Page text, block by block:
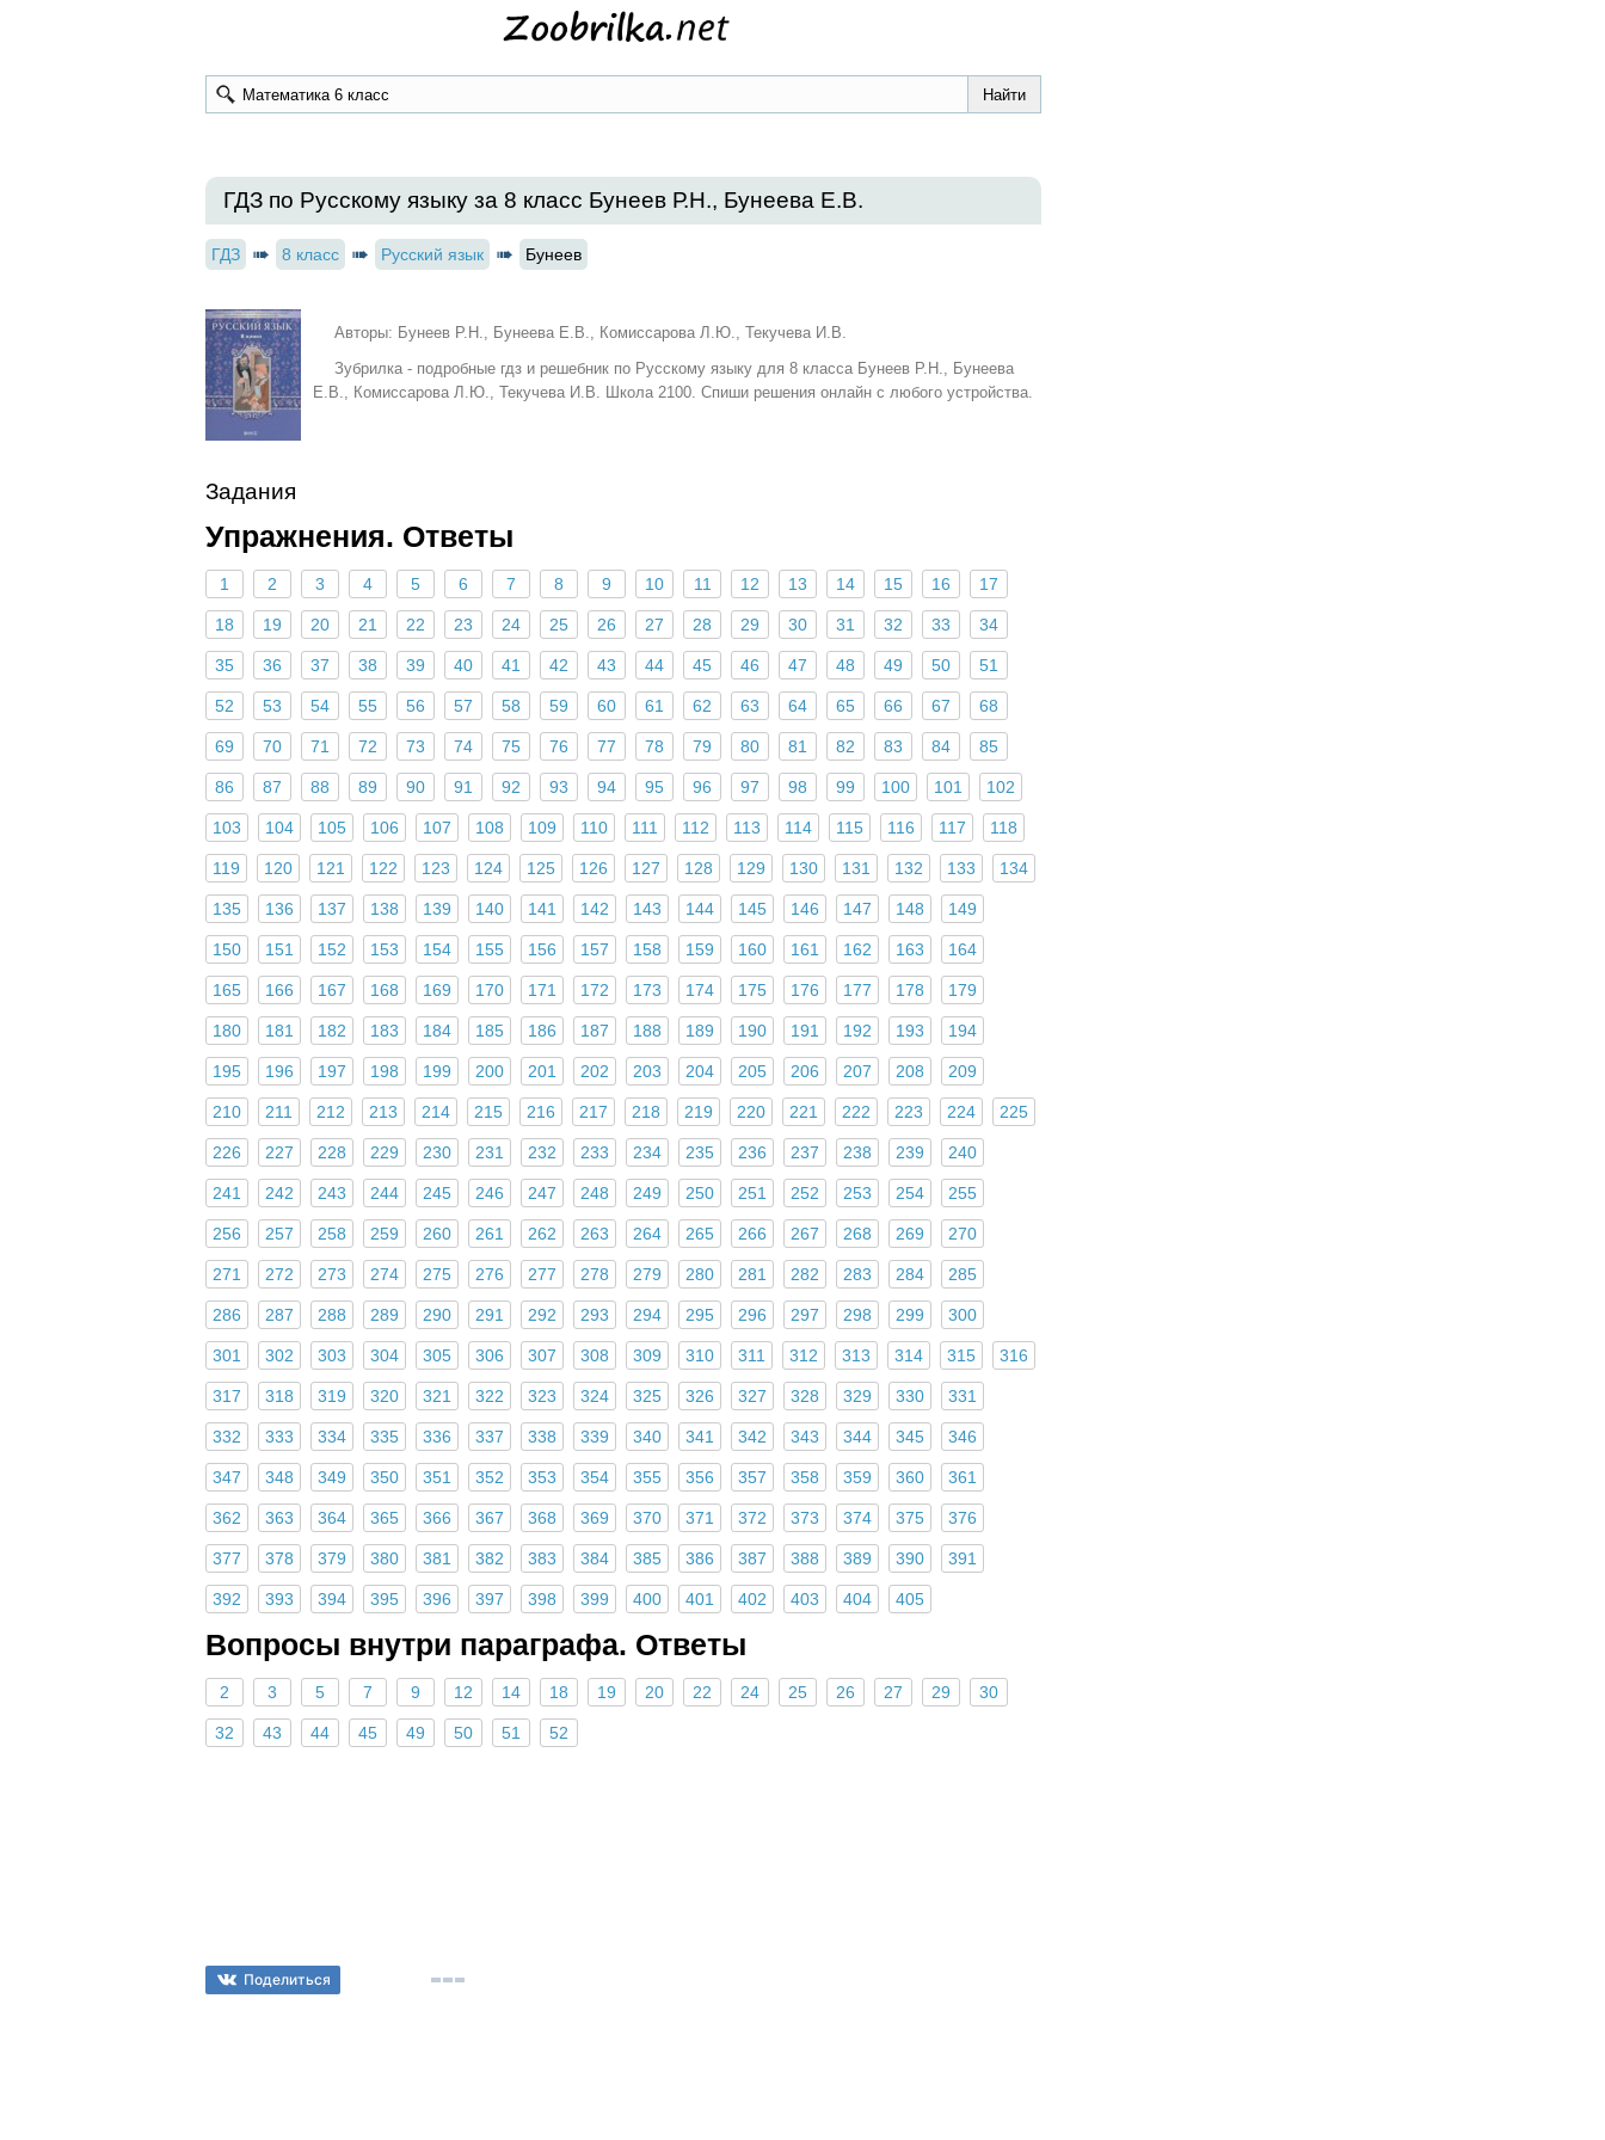
ГДЗ по Русскому языку за 8 класс Бунеев Р.Н., Бунеева Е.В.
ГДЗ 8 класс Русский язык Бунеев
Авторы: Бунеев Р.Н., Бунеева Е.В., Комиссарова Л.Ю., Текучева И.В.
Зубрилка - подробные гдз и решебник по Русскому языку для 8 класса Бунеев Р.Н., Бунеева
Е.В., Комиссарова Л.Ю., Текучева И.В. Школа 2100. Спиши решения онлайн с любого устройства.
Задания
Упражнения. Ответы
1 2 3 4 5 6 7 8 9 10 11 12 13 14 15 16 17
18 19 20 21 22 23 24 25 26 27 28 29 30 31 32 33 34
35 36 37 38 39 40 41 42 43 44 45 46 47 48 49 50 51
52 53 54 55 56 57 58 59 60 61 62 63 64 65 66 67 68
69 70 71 72 73 74 75 76 77 78 79 80 81 82 83 84 85
86 87 88 89 90 91 92 93 94 95 96 97 98 99 100 101 102
103 104 105 106 107 108 109 110 111 112 113 114 115 116 117 118
119 120 121 122 123 124 125 126 127 128 129 130 131 132 133 134
135 136 137 138 139 140 141 142 143 144 145 146 147 148 149
150 151 152 153 154 155 156 157 158 159 160 161 162 163 164
165 166 167 168 169 170 171 172 173 174 175 176 177 178 179
180 181 182 183 184 185 186 187 188 189 190 191 192 193 194
195 196 197 198 199 200 201 202 203 204 205 206 207 208 209
210 211 212 213 214 215 216 217 218 219 220 221 222 223 224 225
226 227 228 229 230 231 232 233 234 235 236 237 238 239 240
241 242 243 244 245 246 247 248 249 250 251 252 253 254 255
256 257 258 259 260 261 262 263 264 265 266 267 268 269 270
271 272 273 274 275 276 277 278 279 280 281 282 283 284 285
286 287 288 289 290 291 292 293 294 295 296 297 298 299 300
301 302 303 304 305 306 307 308 309 310 311 312 313 314 315 316
317 318 319 320 321 322 323 324 325 326 327 328 329 330 331
332 333 334 335 336 337 338 339 340 341 342 343 344 345 346
347 348 349 350 351 352 353 354 355 356 357 358 359 360 361
362 363 364 365 366 367 368 369 370 371 372 373 374 375 376
377 378 379 380 381 382 383 384 385 386 387 388 389 390 391
392 393 394 395 396 397 398 399 400 401 402 403 404 405
Вопросы внутри параграфа. Ответы
2 3 5 7 9 12 14 18 19 20 22 24 25 26 27 29 30
32 43 44 45 49 50 51 52
Поделиться